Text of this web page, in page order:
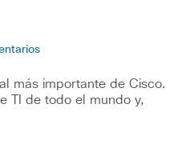
más importante de Cisco.
TI de todo el mundo y,